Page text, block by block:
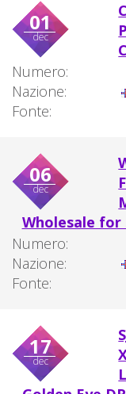
01
dec
Numero:
Nazione:
Fonte:
06
dec
Wholesale for
Numero:
Nazione:
Fonte:
17
dec